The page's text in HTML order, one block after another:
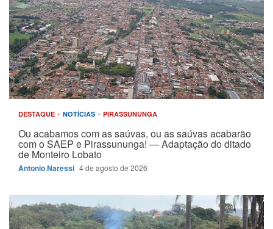
DESTAQUE NOTÍCIAS PIRASSUNUNGA
Ou acabamos com as saúvas, ou as saúvas acabarão
com o SAEP e Pirassununga! — Adaptação do ditado
de Monteiro Lobato
Antonio Naressi 4 de agosto de 2026